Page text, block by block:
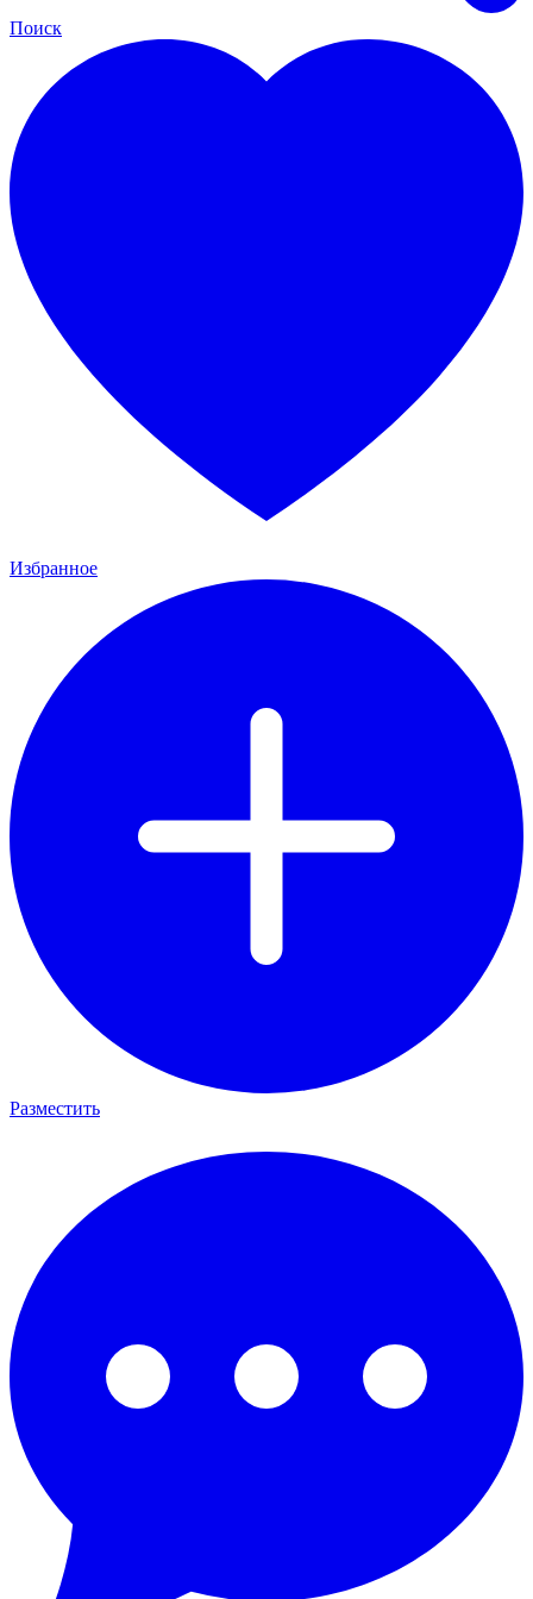
Поиск
Избранное
Разместить